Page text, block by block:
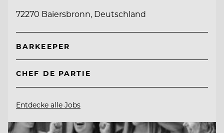
72270 Baiersbronn, Deutschland
BARKEEPER
CHEF DE PARTIE
Entdecke alle Jobs